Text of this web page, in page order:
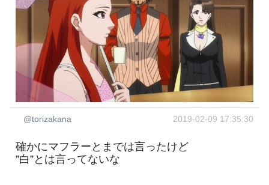
@torizakana 2019-02-09 17:35:30
確かにマフラーとまでは言ったけど
”白”とは言ってないな